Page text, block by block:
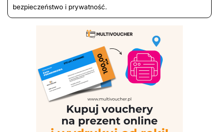
bezpieczeństwo i prywatność.